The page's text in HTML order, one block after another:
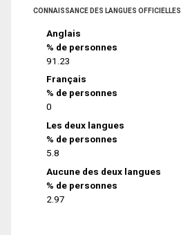
CONNAISSANCE DES LANGUES OFFICIELLES
Anglais
% de personnes
91.23
Français
% de personnes
0
Les deux langues
% de personnes
5.8
Aucune des deux langues
% de personnes
2.97